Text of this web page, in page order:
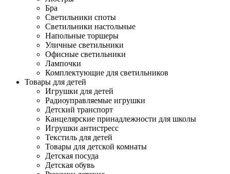
Бра
Светильники споты
Светильники настольные
Напольные торшеры
Уличные светильники
Офисные светильники
Лампочки
Комплектующие для светильников
Товары для детей
Игрушки для детей
Радиоуправляемые игрушки
Детский транспорт
Канцелярские принадлежности для школы
Игрушки антистресс
Текстиль для детей
Товары для детской комнаты
Детская посуда
Детская обувь